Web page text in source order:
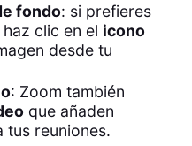
fondo: si prefieres
clic en el icono
desde tu
: Zoom también
que añaden
reuniones.